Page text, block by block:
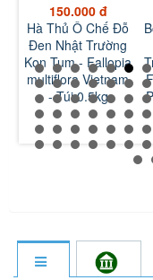
150.000 đ
Bột Hà Thủ Ô Chế
Đỗ Đen Nhật
Trường Kon Tum -
Fallopia multiflora
Powder Vietnam -
Túi 0.5kg